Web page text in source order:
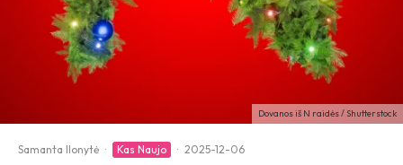
Dovanos iš N raidės / Shutterstock
Samanta Ilonytė · Kas Naujo · 2025-12-06